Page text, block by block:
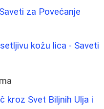
za Povećanje
kožu lica - Saveti
kroz Svet Biljnih Ulja i